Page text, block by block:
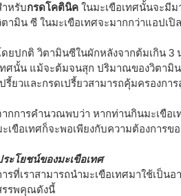
ำหรับกรดโคตินิค ในมะเขือเทศนั้นจะมี
ามิน ซี ในมะเขือเทศจะมากกว่าแอปเปิ
ดยปกติ วิตามินซีในผักหลังจากต้มเกิน 3
ทศนั้น แม้จะต้มจนสุก ปริมาณของวิตามิน
ปรี้ยวและกรดเปรี้ยวสามารถคุ้มครองกา
ากการคำนวณพบว่า หากท่านกินมะเขือ
ะเขือเทศก็จะพอเพียงกับความต้องการข
ระโยชน์ของมะเขือเทศ
ารที่เราสามารถนำมะเขือเทศมาใช้เป็น
รรพคุณดังนี้